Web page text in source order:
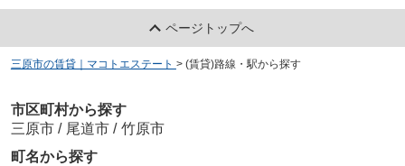
ページトップへ
三原市の賃貸｜マコトエステート > (賃貸)路線・駅から探す
市区町村から探す
三原市 / 尾道市 / 竹原市
町名から探す